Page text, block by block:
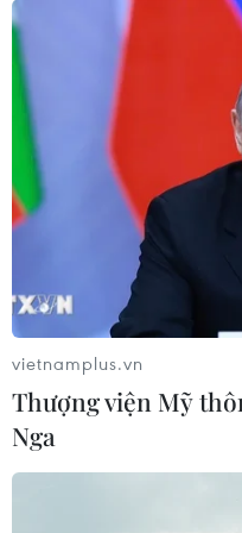
vietnamplus.vn
Thượng viện Mỹ
Nga